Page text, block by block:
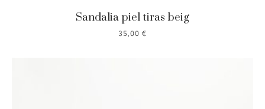
Sandalia piel tiras beig
35,00 €